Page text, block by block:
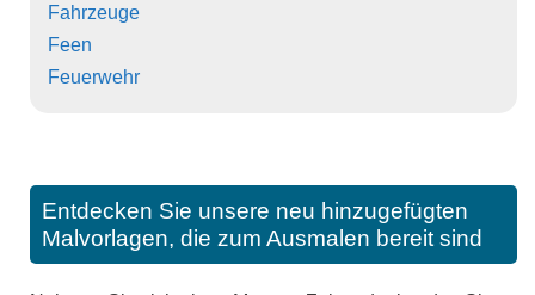
Fahrzeuge
Feen
Feuerwehr
Entdecken Sie unsere neu hinzugefügten
Malvorlagen, die zum Ausmalen bereit sind